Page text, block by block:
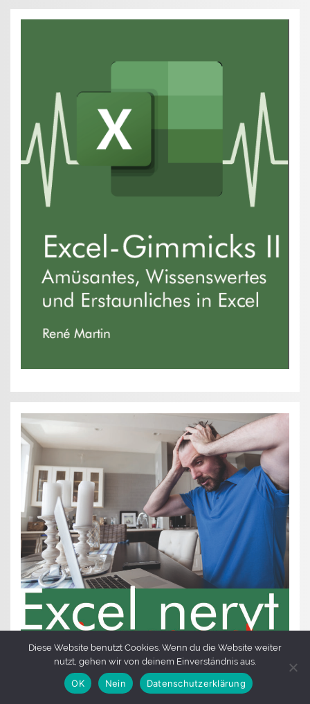
Diese Website benutzt Cookies. Wenn du die Website weiter
nutzt, gehen wir von deinem Einverständnis aus.
OK Nein Datenschutzerklärung